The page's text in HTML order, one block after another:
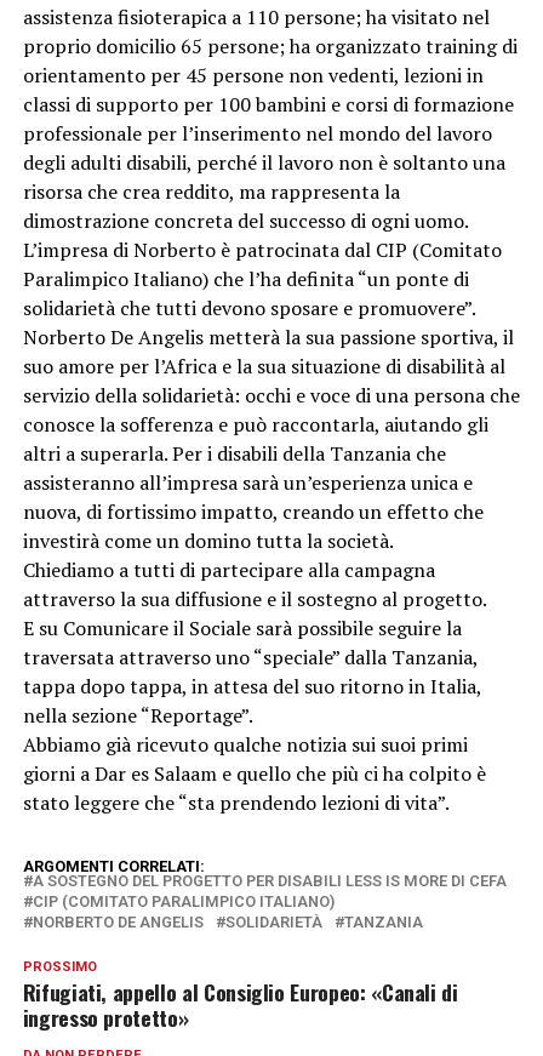
assistenza fisioterapica a 110 persone; ha visitato nel
proprio domicilio 65 persone; ha organizzato training di
orientamento per 45 persone non vedenti, lezioni in
classi di supporto per 100 bambini e corsi di formazione
professionale per l’inserimento nel mondo del lavoro
degli adulti disabili, perché il lavoro non è soltanto una
risorsa che crea reddito, ma rappresenta la
dimostrazione concreta del successo di ogni uomo.
L’impresa di Norberto è patrocinata dal CIP (Comitato
Paralimpico Italiano) che l’ha definita “un ponte di
solidarietà che tutti devono sposare e promuovere”.
Norberto De Angelis metterà la sua passione sportiva, il
suo amore per l’Africa e la sua situazione di disabilità al
servizio della solidarietà: occhi e voce di una persona che
conosce la sofferenza e può raccontarla, aiutando gli
altri a superarla. Per i disabili della Tanzania che
assisteranno all’impresa sarà un’esperienza unica e
nuova, di fortissimo impatto, creando un effetto che
investirà come un domino tutta la società.
Chiediamo a tutti di partecipare alla campagna
attraverso la sua diffusione e il sostegno al progetto.
E su Comunicare il Sociale sarà possibile seguire la
traversata attraverso uno “speciale” dalla Tanzania,
tappa dopo tappa, in attesa del suo ritorno in Italia,
nella sezione “Reportage”.
Abbiamo già ricevuto qualche notizia sui suoi primi
giorni a Dar es Salaam e quello che più ci ha colpito è
stato leggere che “sta prendendo lezioni di vita”.
ARGOMENTI CORRELATI:
A SOSTEGNO DEL PROGETTO PER DISABILI LESS IS MORE DI CEFA
CIP (COMITATO PARALIMPICO ITALIANO)
NORBERTO DE ANGELIS
SOLIDARIETÀ TANZANIA
PROSSIMO
Rifugiati, appello al Consiglio Europeo: «Canali di
ingresso protetto»